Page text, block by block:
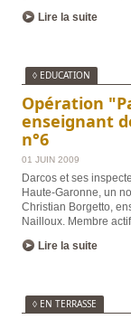
Lire la suite
◊ EDUCATION
Opération
enseignant
n°6
01 JUIN 2009
Darcos et ses
Haute-Garonne, un
Christian Borgetto,
Nailloux. Membre actif
Lire la suite
◊ EN TERRASSE